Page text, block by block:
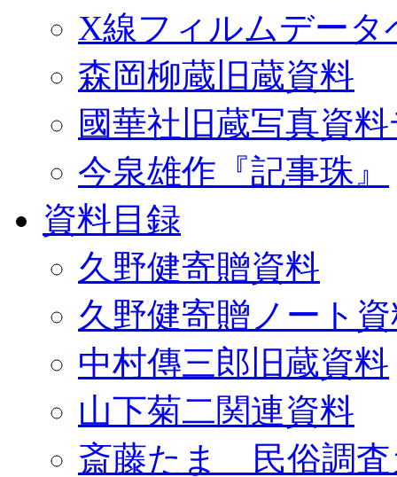
X線フィルムデータ
森岡柳蔵旧蔵資料
國華社旧蔵写真資
今泉雄作『記事珠』
資料目録
久野健寄贈資料
久野健寄贈ノート
中村傳三郎旧蔵資料
山下菊二関連資料
斎藤たま 民俗調査